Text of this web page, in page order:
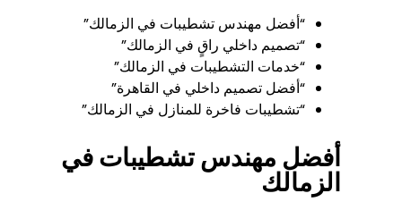
“أفضل مهندس تشطيبات في الزمالك”
“تصميم داخلي راقٍ في الزمالك”
“خدمات التشطيبات في الزمالك”
“أفضل تصميم داخلي في القاهرة”
“تشطيبات فاخرة للمنازل في الزمالك”
أفضل مهندس تشطيبات في
الزمالك